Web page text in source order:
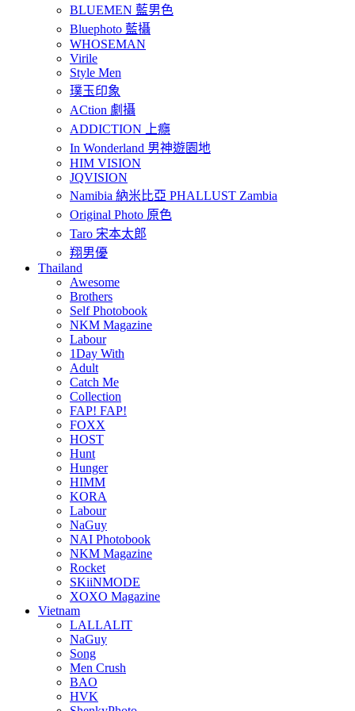
BLUEMEN 藍男色
Bluephoto 藍攝
WHOSEMAN
Virile
Style Men
璞玉印象
ACtion 劇攝
ADDICTION 上癮
In Wonderland 男神遊園地
HIM VISION
JQVISION
Namibia 納米比亞 PHALLUST Zambia
Original Photo 原色
Taro 宋本太郎
翔男優
Thailand
Awesome
Brothers
Self Photobook
NKM Magazine
Labour
1Day With
Adult
Catch Me
Collection
FAP! FAP!
FOXX
HOST
Hunt
Hunger
HIMM
KORA
Labour
NaGuy
NAI Photobook
NKM Magazine
Rocket
SKiiNMODE
XOXO Magazine
Vietnam
LALLALIT
NaGuy
Song
Men Crush
BAO
HVK